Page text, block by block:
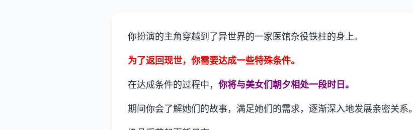
你扮演的主角穿越到了异世界的一家医馆杂役铁柱的身上。
为了返回现世，你需要达成一些特殊条件。
在达成条件的过程中， 你将与美女们朝夕相处一段时日。
期间你会了解她们的故事，满足她们的需求，逐渐深入地发展亲密关系。